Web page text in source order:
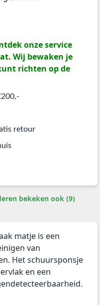
onze service
Wij bewaken je
richten op de
retour
bekeken ook (9)
matje is een
van
Het schuursponsje
en een